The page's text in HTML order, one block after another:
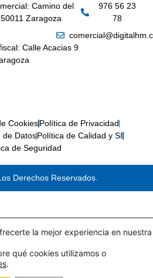
Camino del
Zaragoza
Calle Acacias 9
976 56 23
78
CookiesPolítica de Privacidad
de DatosPolítica de Calidad y SI
de Seguridad
Derechos Reservados.
la mejor experiencia en nuestra
qué cookies utilizamos o
.